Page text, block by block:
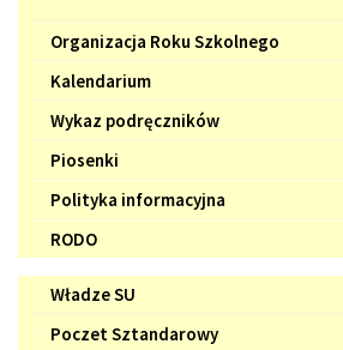
Organizacja Roku Szkolnego
Kalendarium
Wykaz podręczników
Piosenki
Polityka informacyjna
RODO
Samorząd
Władze SU
Poczet Sztandarowy